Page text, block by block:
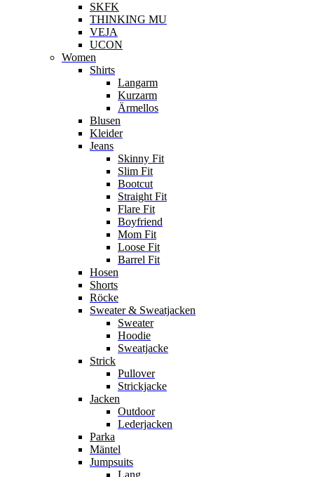
SKFK
THINKING MU
VEJA
UCON
Women
Shirts
Langarm
Kurzarm
Ärmellos
Blusen
Kleider
Jeans
Skinny Fit
Slim Fit
Bootcut
Straight Fit
Flare Fit
Boyfriend
Mom Fit
Loose Fit
Barrel Fit
Hosen
Shorts
Röcke
Sweater & Sweatjacken
Sweater
Hoodie
Sweatjacke
Strick
Pullover
Strickjacke
Jacken
Outdoor
Lederjacken
Parka
Mäntel
Jumpsuits
Lang